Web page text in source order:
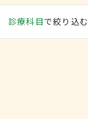
診療科目で絞り込む